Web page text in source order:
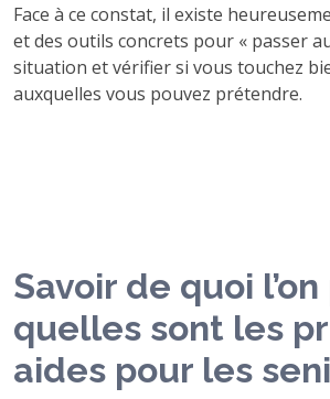
Face à ce constat, il existe
et des outils concrets pour « passer
situation et vérifier si vous touchez
auxquelles vous pouvez prétendre.
Savoir de quoi
quelles sont les
aides pour les